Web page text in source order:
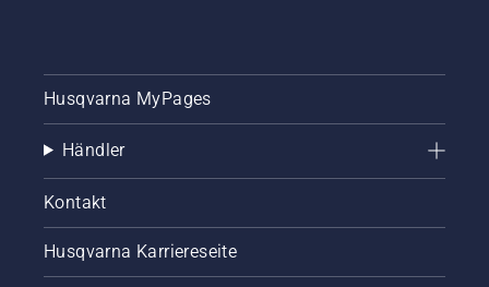
Aufsitzmäher
gemäht.
Fußballrasen
Husqvarna MyPages
Händler
Kontakt
Husqvarna Karriereseite